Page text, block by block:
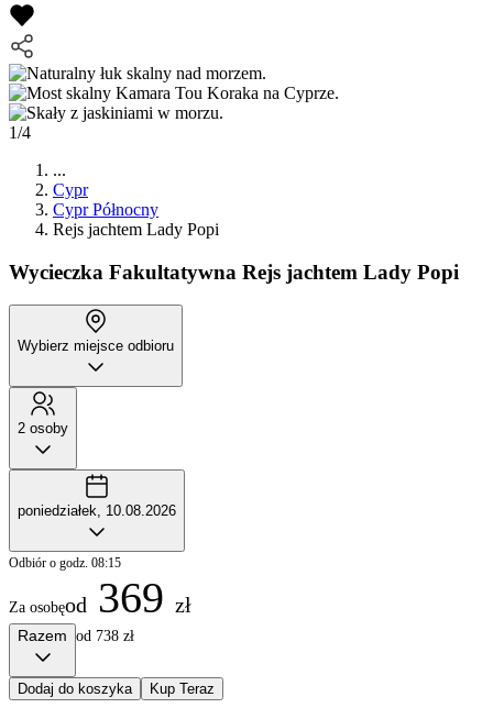
1/4
...
Cypr
Cypr Północny
Rejs jachtem Lady Popi
Wycieczka Fakultatywna Rejs jachtem Lady Popi
Wybierz miejsce odbioru
2 osoby
poniedziałek, 10.08.2026
Odbiór o godz. 08:15
Za osobęod 369 zł
Razem od 738 zł
Dodaj do koszyka Kup Teraz